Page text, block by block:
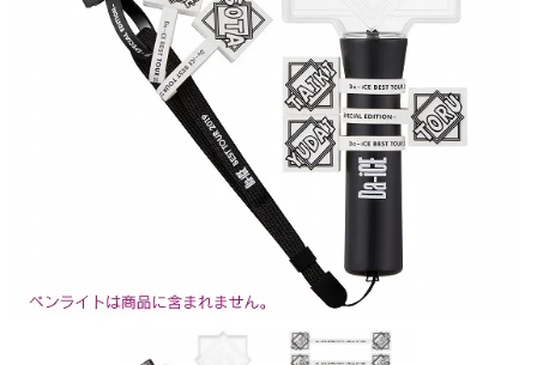
キーホルダー・チャーム
アクリルスタンド・アクセサリー・帽子
缶バッジ・ステッカー
生活雑貨・菓子・ゲーム